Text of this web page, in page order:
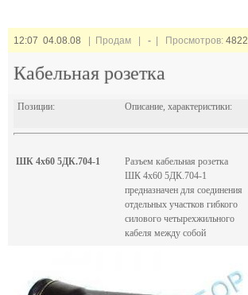
12:07 04.08.08 | Продам | - | Просмотров: 4822
Кабельная розетка
Позиции: Описание, характеристики:
ШК 4х60 5ДК.704-1
Разъем кабельная розетка
ШК 4х60 5ДК.704-1
предназначен для соединения
отдельных участков гибкого
силового четырехжильного
кабеля между собой